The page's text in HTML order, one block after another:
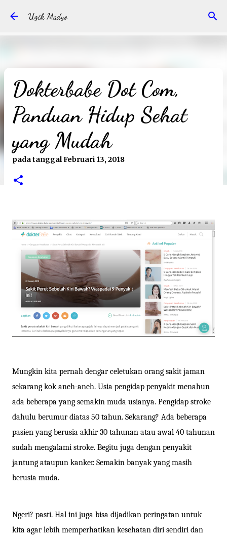
Langsung ke konten utama
Ugik Madyo
Dokterbabe Dot Com,
Panduan Hidup Sehat
yang Mudah
pada tanggalFebruari 13, 2018
Mungkin kita pernah dengar celetukan orang sakit jaman
sekarang kok aneh-aneh. Usia pengidap penyakit menahun
ada beberapa yang semakin muda usianya. Pengidap stroke
dahulu berumur diatas 50 tahun. Sekarang? Ada beberapa
pasien yang berusia akhir 30 tahunan atau awal 40 tahunan
sudah mengalami stroke. Begitu juga dengan penyakit
jantung ataupun kanker. Semakin banyak yang masih
berusia muda.
Ngeri? pasti. Hal ini juga bisa dijadikan peringatan untuk
kita agar lebih memperhatikan kesehatan diri sendiri dan